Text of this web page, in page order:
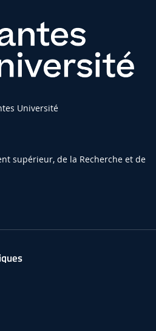
Université
supérieur, de la Recherche et de